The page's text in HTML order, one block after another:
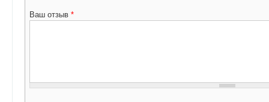
Ваш отзыв *